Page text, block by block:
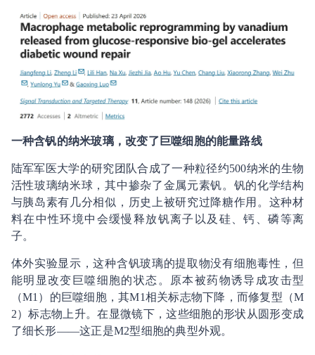
一种含钒的纳米玻璃，改变了巨噬细胞的能量路线
陆军军医大学的研究团队合成了一种粒径约500纳米的生物
活性玻璃纳米球，其中掺杂了金属元素钒。钒的化学结构
与胰岛素有几分相似，历史上被研究过降糖作用。这种材
料在中性环境中会缓慢释放钒离子以及硅、钙、磷等离
子。
体外实验显示，这种含钒玻璃的提取物没有细胞毒性，但
能明显改变巨噬细胞的状态。原本被药物诱导成攻击型
（M1）的巨噬细胞，其M1相关标志物下降，而修复型（M
2）标志物上升。在显微镜下，这些细胞的形状从圆形变成
了细长形——这正是M2型细胞的典型外观。